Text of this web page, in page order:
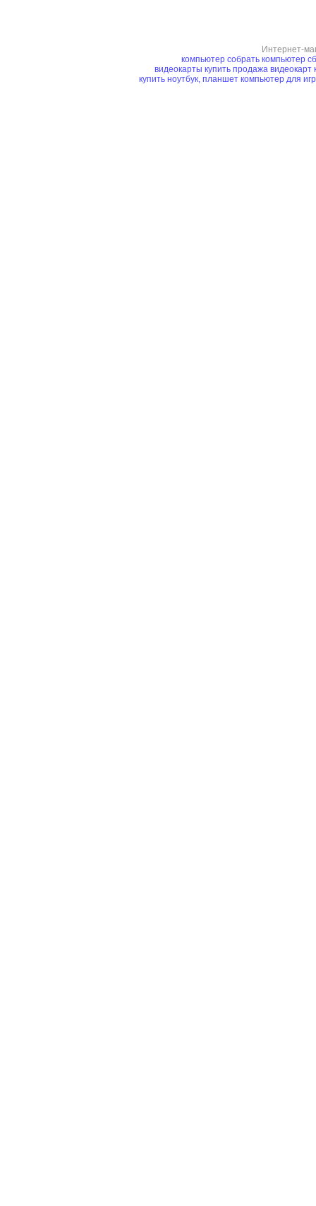
Интернет-
компьютер собрать компьютер
видеокарты купить продажа видеокарт
купить ноутбук, планшет компьютер для